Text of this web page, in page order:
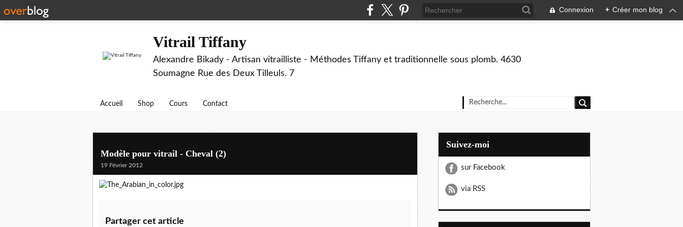
Connexion + Créer mon blog
Vitrail Tiffany
Alexandre Bikady - Artisan vitrailliste - Méthodes Tiffany et traditionnelle sous plomb. 4630
Soumagne Rue des Deux Tilleuls. 7
Accueil Shop Cours Contact
Modèle pour vitrail - Cheval (2)
19 Février 2012
Partager cet article
Suivez-moi
sur Facebook
via RSS